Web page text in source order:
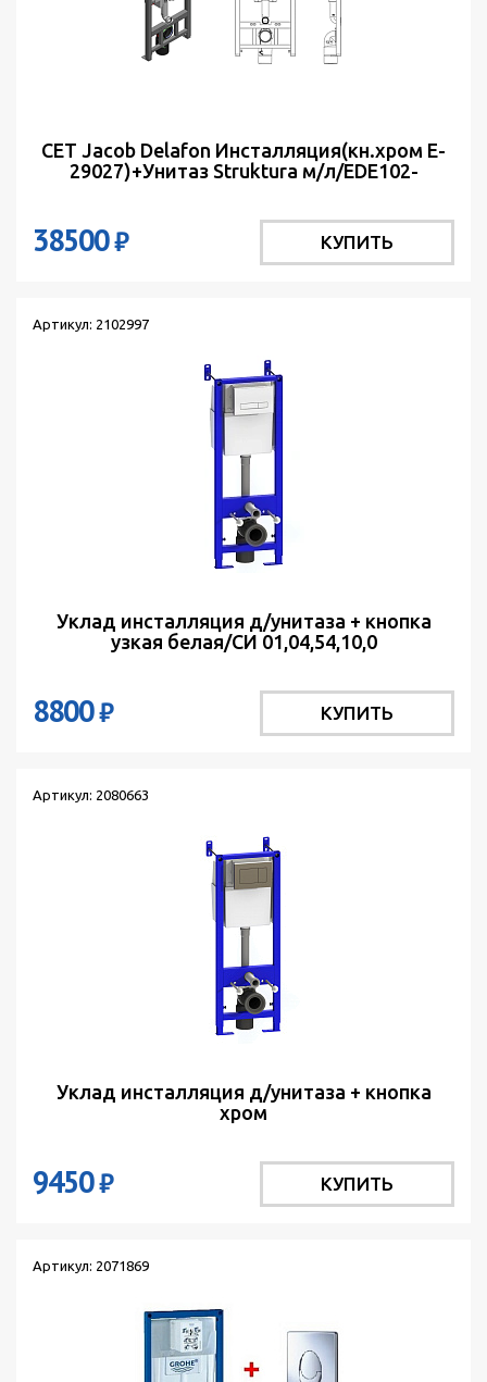
СЕТ Jacob Delafon Инсталляция(кн.хром E-
29027)+Унитаз Struktura м/л/EDE102-
38500₽ КУПИТЬ
Артикул: 2102997
Уклад инсталляция д/унитаза + кнопка
узкая белая/СИ 01,04,54,10,0
8800₽ КУПИТЬ
Артикул: 2080663
Уклад инсталляция д/унитаза + кнопка
хром
9450₽ КУПИТЬ
Артикул: 2071869